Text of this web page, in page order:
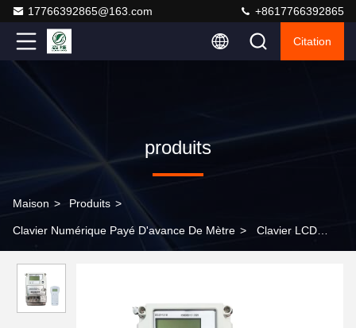
17766392865@163.com +8617766392865
Citation
produits
Maison > Produits >
Clavier Numérique Payé D'avance De Mètre > Clavier LCD